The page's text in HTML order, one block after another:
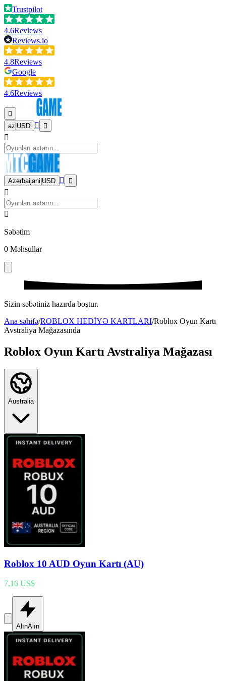
Trustpilot
4.6Reviews
Reviews.io
4.8Reviews
Google
4.6Reviews
az USD
Azerbaijani USD
Səbətim
0 Məhsullar
Sizin səbətiniz hazırda boştur.
Ana səhifə/ROBLOX HEDİYƏ KARTLARI/Roblox Oyun Kartı
Avstraliya Mağazasında
Roblox Oyun Kartı Avstraliya Mağazası
Australia
Roblox 10 AUD Oyun Kartı (AU)
7,16 US$
AlınAlın